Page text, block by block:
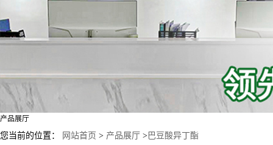
产品展厅
您当前的位置： 网站首页 > 产品展厅 > 巴豆酸异丁酯